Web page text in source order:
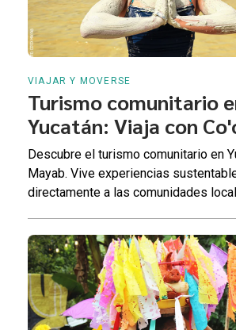
VIAJAR Y MOVERSE
Turismo comunitario
Yucatán: Viaja con
Descubre el turismo comunitario en
Mayab. Vive experiencias
directamente a las comunidades